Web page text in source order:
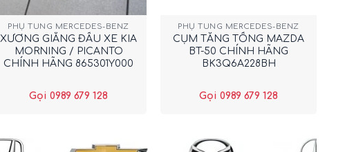
PHỤ TÙNG MERCEDES-BENZ
XƯƠNG GIẰNG ĐẦU XE KIA
MORNING / PICANTO
CHÍNH HÃNG 865301Y000
Gọi 0989 679 128
PHỤ TÙNG MERCEDES-BENZ
CỤM TĂNG TỔNG MAZDA
BT-50 CHÍNH HÃNG
BK3Q6A228BH
Gọi 0989 679 128